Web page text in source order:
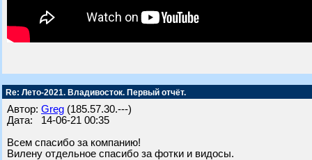
Re: Лето-2021. Владивосток. Первый отчёт.
Автор: Greg (185.57.30.---)
Дата: 14-06-21 00:35
Всем спасибо за компанию!
Вилену отдельное спасибо за фотки и видосы.